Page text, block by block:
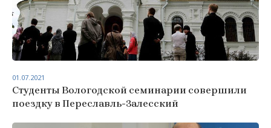
Студенты Вологодской семинарии совершили
поездку в Переславль-Залесский
01.07.2021